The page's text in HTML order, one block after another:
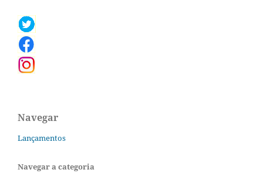
Navegar
Lançamentos
Navegar a categoria